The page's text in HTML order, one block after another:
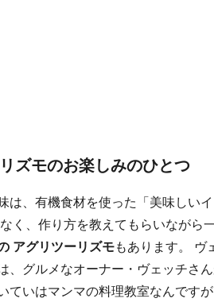
ズモのお楽しみのひとつ
は、有機食材を使った「美味しい
く、作り方を教えてもらいながら
アグリツーリズモもあります。 ヴ
、グルメなオーナー・ヴェッチさ
ていはマンマの料理教室なんですが